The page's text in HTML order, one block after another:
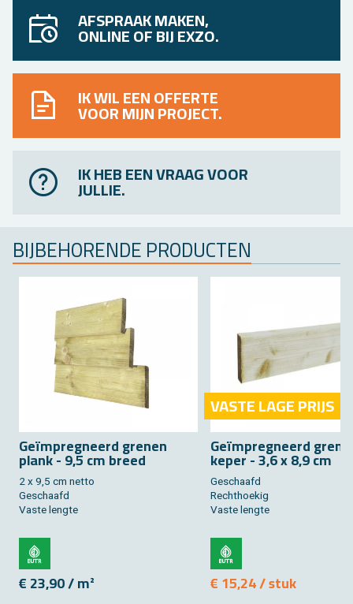
AFSPRAAK MAKEN,
ONLINE OF BIJ EXZO.
IK WIL EEN OFFERTE
VOOR MIJN PROJECT.
IK HEB EEN VRAAG VOOR
JULLIE.
BIJ­BE­HO­REN­DE PRO­DUC­TEN
Geïmpreg­neerd gre­nen
plank - 9,5 cm breed
2 x 9,5 cm netto
Ge­schaafd
Vaste leng­te
€ 23,90 / m²
VASTE LAGE PRIJS
Geïmpreg­neerd
keper - 3,6 x 8,9 cm
Ge­schaafd
Recht­hoe­kig
Vaste leng­te
€ 15,24 / stuk